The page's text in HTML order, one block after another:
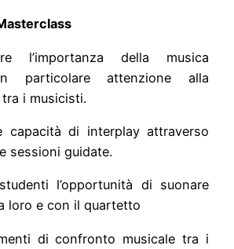
l’importanza della musica
particolare attenzione alla
i musicisti.
capacità di interplay attraverso
sessioni guidate.
l’opportunità di suonare
loro e con il quartetto
di confronto musicale tra i